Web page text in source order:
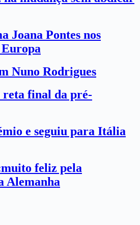
Joana Pontes nos
Europa
Nuno Rodrigues
final da pré-
e seguiu para Itália
feliz pela
Alemanha